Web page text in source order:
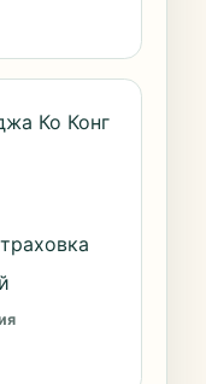
Ко Конг